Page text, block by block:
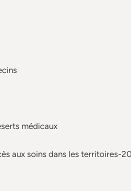
médicaux
aux soins dans les territoires-